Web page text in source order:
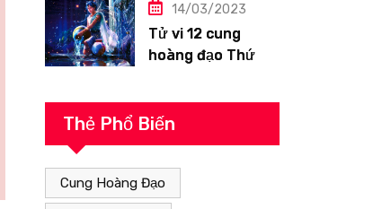
thuận lợi
14/03/2023
Tử vi 12 cung
hoàng đạo Thứ
13/3/2023: Bảo
Bình tài lộc tốt
Thẻ Phổ Biến
Cung Hoàng Đạo